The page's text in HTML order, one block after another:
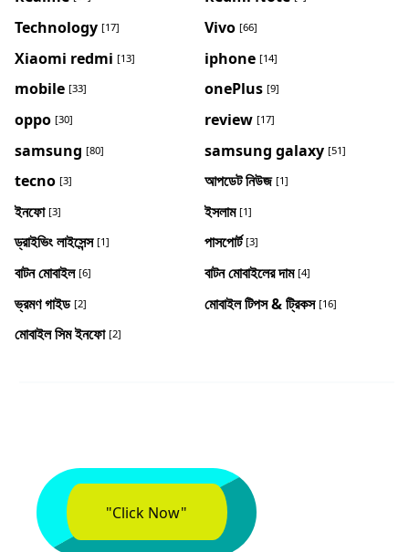
Technology [17] Vivo [66]
Xiaomi redmi [13] iphone [14]
mobile [33] onePlus [9]
oppo [30] review [17]
samsung [80] samsung galaxy [51]
tecno [3] আপডেট নিউজ [1]
ইনফো [3] ইসলাম [1]
ড্রাইভিং লাইসেন্স [1] পাসপোর্ট [3]
বাটন মোবাইল [6] বাটন মোবাইলের দাম [4]
ভ্রমণ গাইড [2] মোবাইল টিপস & ট্রিকস [16]
মোবাইল সিম ইনফো [2]